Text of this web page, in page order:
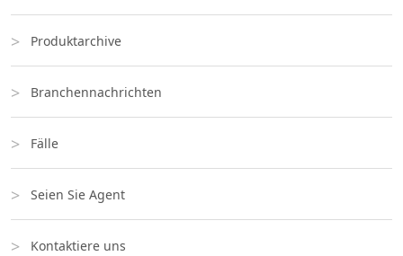
Produktarchive
Branchennachrichten
Fälle
Seien Sie Agent
Kontaktiere uns